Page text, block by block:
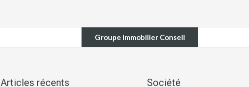
Groupe Immobilier Conseil
Articles récents Société